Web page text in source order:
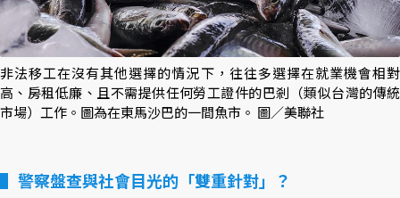
非法移工在沒有其他選擇的情況下，往往多選擇在就業機會相對
高、房租低廉、且不需提供任何勞工證件的巴剎（類似台灣的傳統
市場）工作。圖為在東馬沙巴的一間魚市。 圖／美聯社
警察盤查與社會目光的「雙重針對」？